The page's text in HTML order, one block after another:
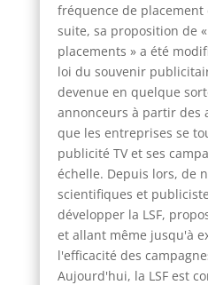
fréquence de placement
suite, sa proposition de
placements » a été
loi du souvenir
devenue en quelque
annonceurs à partir des
que les entreprises se
publicité TV et ses
échelle. Depuis lors, de
scientifiques et
développer la LSF,
et allant même jusqu'à
l'efficacité des
Aujourd'hui, la LSF est